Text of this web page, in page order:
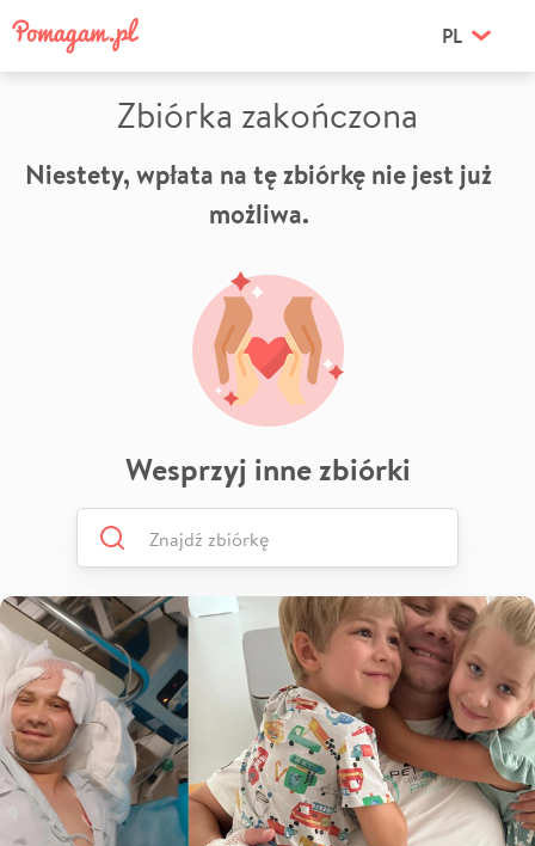
PL
Zbiórka zakończona
Niestety, wpłata na tę zbiórkę nie jest już
możliwa.
Wesprzyj inne zbiórki